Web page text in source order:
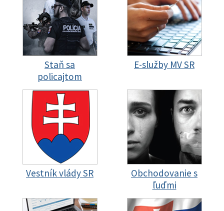
Staň sa
policajtom
E-služby MV SR
Vestník vlády SR
Obchodovanie s
ľuďmi